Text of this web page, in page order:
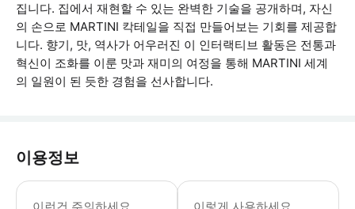
집니다. 집에서 재현할 수 있는 완벽한 기술을 공개하며, 자신
의 손으로 MARTINI 칵테일을 직접 만들어보는 기회를 제공합
니다. 향기, 맛, 역사가 어우러진 이 인터랙티브 활동은 전통과
혁신이 조화를 이룬 맛과 재미의 여정을 통해 MARTINI 세계
의 일원이 된 듯한 경험을 선사합니다.
이용정보
* 소요시간 : 120분 (옵션에 따라 소요